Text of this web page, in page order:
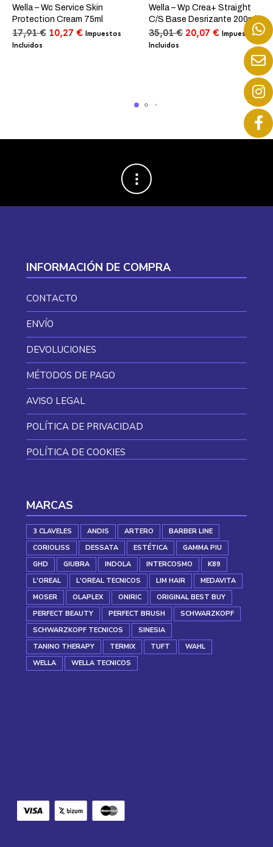
Wella – Wc Service Skin
Protection Cream 75ml
17,91€ El
10,27 €ElImpuestos
Incluidos
Wella – Wp Crea+ Straight
C/S Base Desrizante 200ml
35,01€ El
20,07 €El
actual
20,07 €.
Impuestos
Incluidos
INFORMACIÓN DE COMPRA
CONTACTO
ENVÍO
DEVOLUCIONES
MÉTODOS DE PAGO
AVISO LEGAL
POLÍTICA DE PRIVACIDAD
POLÍTICA DE COOKIES
MARCAS
3 CLAVELES ANDIS ARTERO
BARBER LINE
CORIOLISS
DESSATA ESTÉTICA
GAMMA PIU
GHD
GIUBRA INDOLA INTERCOSMO
K89
L'OREAL
L'OREAL TECNICOS LIM HAIR
MEDAVITA
MOSER
OLAPLEX ONIRIC
ORIGINAL BEST BUY
PERFECT BEAUTY
PERFECT BRUSH
SCHWARZKOPF
SCHWARZKOPF TECNICOS
SINESIA
TANINO THERAPY
TERMIX TUFT
WAHL
WELLA
WELLA TECNICOS